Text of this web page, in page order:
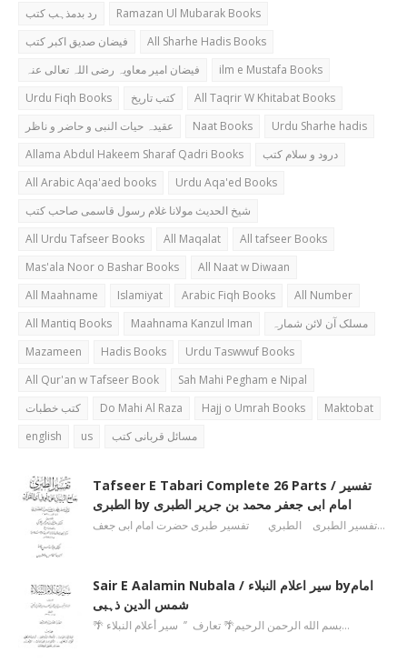
رد بدمذہب کتب
Ramazan Ul Mubarak Books
فیضان صدیق اکبر کتب
All Sharhe Hadis Books
فیضان امیر معاویہ رضی اللہ تعالی عنہ
ilm e Mustafa Books
Urdu Fiqh Books
کتب تاریخ
All Taqrir W Khitabat Books
عقیدہ حیات النبی و حاضر و ناظر
Naat Books
Urdu Sharhe hadis
Allama Abdul Hakeem Sharaf Qadri Books
درود و سلام کتب
All Arabic Aqa'aed books
Urdu Aqa'ed Books
شیخ الحدیث مولانا غلام رسول قاسمی صاحب کتب
All Urdu Tafseer Books
All Maqalat
All tafseer Books
Mas'ala Noor o Bashar Books
All Naat w Diwaan
All Maahname
Islamiyat Arabic Fiqh Books
All Number
All Mantiq Books
Maahnama Kanzul Iman
مسلک آن لائن شمارہ
Mazameen
Hadis Books
Urdu Taswwuf Books
All Qur'an w Tafseer Book
Sah Mahi Pegham e Nipal
کتب خطبات
Do Mahi Al Raza Hajj o Umrah Books
Maktobat
english
us مسائل قربانی کتب
Tafseer E Tabari Complete 26 Parts / تفسیر
الطبری by امام ابی جعفر محمد بن جریر الطبری
تفسیر الطبری الطبري تفسیر طبری حضرت امام ابی جعف…
Sair E Aalamin Nubala / سیر اعلام النبلاء byامام
شمس الدین ذہبی
🌴 بسم الله الرحمن الرحیم🌴 تعارف ’’ سیر أعلام النبلاء…